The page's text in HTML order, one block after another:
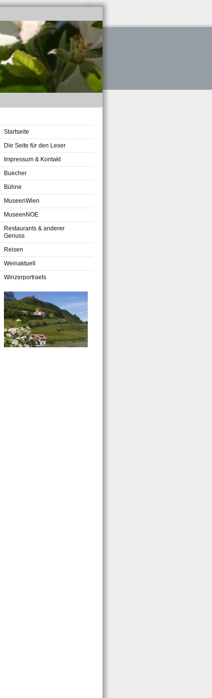
Startseite
Die Seite für den Leser
Impressum & Kontakt
Buecher
Bühne
MuseenWien
MuseenNOE
Restaurants & anderer
Genuss
Reisen
Weinaktuell
Winzerportraets